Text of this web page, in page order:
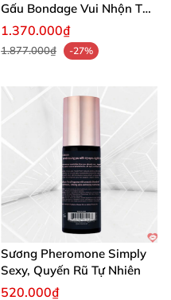
Gấu Bondage Vui Nhộn Táo
Bạo
1.370.000₫
1.877.000₫ -27%
Sương Pheromone Simply
Sexy, Quyến Rũ Tự Nhiên
520.000₫